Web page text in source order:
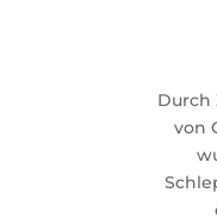
Durch
von